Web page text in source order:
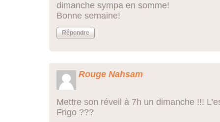
dimanche sympa en somme!
Bonne semaine!
Répondre
Rouge Nahsam
Mettre son réveil à 7h un dimanche !!!
Frigo ???